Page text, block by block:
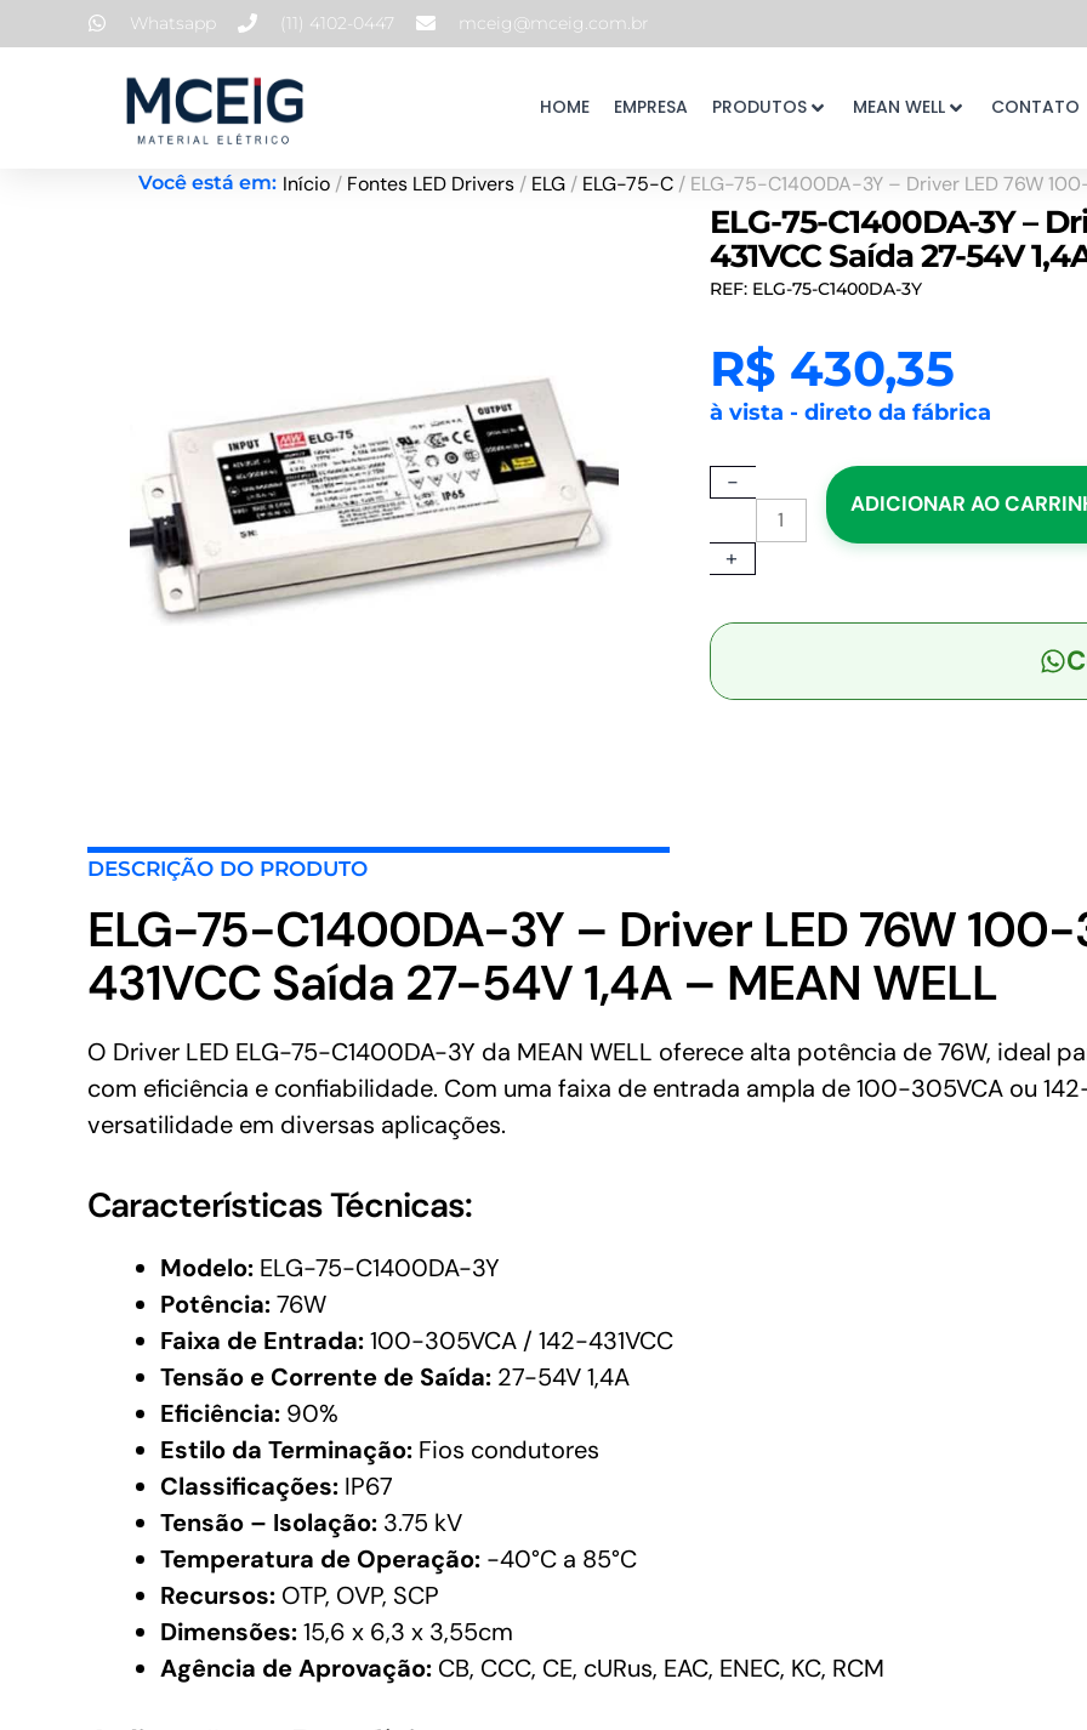
para
Whatsapp (11) 4102-0447 mceig@mceig.com.br
HOME EMPRESA PRODUTOS MEAN WELL CONTATO
Você está em: Início / Fontes LED Drivers / ELG / ELG-75-C / ELG-75-C1400DA-3Y – Driver LED 76W
ELG-75-C1400DA-3Y –
431VCC Saída 27-54V
REF: ELG-75-C1400DA-3Y
R$ 430,35
à vista - direto da fábrica
-
ELG-
C1400DA-
3Y
Driver
76W
-
MEAN
WELL
+
ADICIONAR AO
DESCRIÇÃO DO PRODUTO
ELG-75-C1400DA-3Y – Driver LED 76W
431VCC Saída 27-54V 1,4A – MEAN WELL
O Driver LED ELG-75-C1400DA-3Y da MEAN WELL oferece alta potência de 76W, ideal
com eficiência e confiabilidade. Com uma faixa de entrada ampla de 100-305VCA ou
versatilidade em diversas aplicações.
Características Técnicas:
Modelo: ELG-75-C1400DA-3Y
Potência:76W
Faixa de Entrada:100-305VCA / 142-431VCC
Tensão e Corrente de Saída: 27-54V 1,4A
Eficiência: 90%
Estilo da Terminação: Fios condutores
Classificações: IP67
Tensão – Isolação: 3.75 kV
Temperatura de Operação: -40°C a 85°C
Recursos: OTP, OVP, SCP
Dimensões:15,6 x 6,3 x 3,55cm
Agência de Aprovação: CB, CCC, CE, cURus, EAC, ENEC, KC, RCM